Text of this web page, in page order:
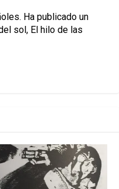
Ha publicado un
sol, El hilo de las